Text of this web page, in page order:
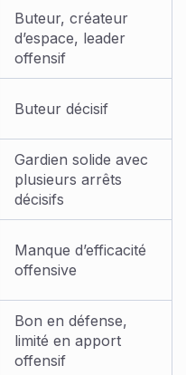
Buteur, créateur
d’espace, leader
offensif
Buteur décisif
Gardien solide avec
plusieurs arrêts
décisifs
Manque d’efficacité
offensive
Bon en défense,
limité en apport
offensif